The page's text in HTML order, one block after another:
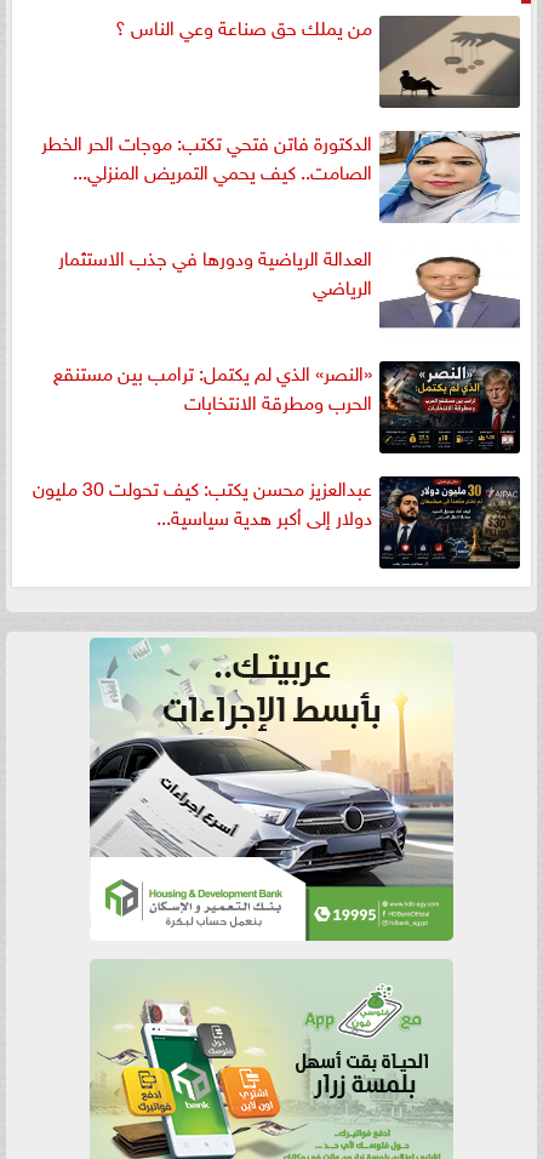
من يملك حق صناعة وعي الناس ؟
الدكتورة فاتن فتحي تكتب: موجات الحر الخطر
الصامت.. كيف يحمي التمريض المنزلي...
العدالة الرياضية ودورها في جذب الاستثمار
الرياضي
«النصر» الذي لم يكتمل: ترامب بين مستنقع
الحرب ومطرقة الانتخابات
عبدالعزيز محسن يكتب: كيف تحولت 30 مليون
دولار إلى أكبر هدية سياسية...